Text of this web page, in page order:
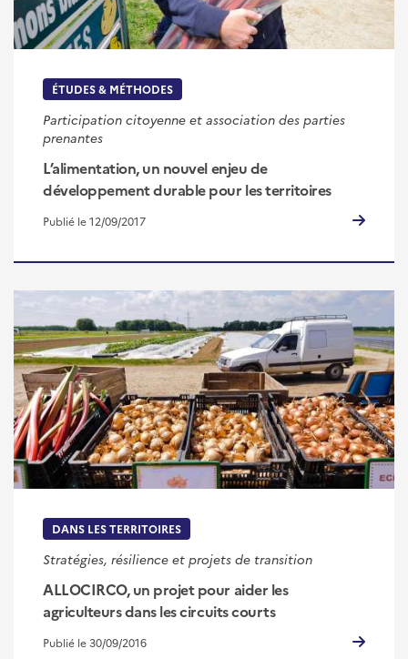
ÉTUDES & MÉTHODES
Participation citoyenne et association des parties
prenantes
L’alimentation, un nouvel enjeu de
développement durable pour les territoires
Publié le 12/09/2017
DANS LES TERRITOIRES
Stratégies, résilience et projets de transition
ALLOCIRCO, un projet pour aider les
agriculteurs dans les circuits courts
Publié le 30/09/2016